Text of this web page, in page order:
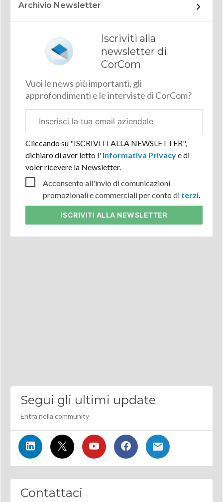
Archivio Newsletter
Iscriviti alla
newsletter di
CorCom
Vuoi le news più importanti, gli
approfondimenti e le interviste di CorCom?
aziendale
Cliccando su "ISCRIVITI ALLA NEWSLETTER",
dichiaro di aver letto l'Informativa Privacye di
voler ricevere la Newsletter.
Acconsento all'invio di comunicazioni
promozionali e commerciali per conto di terzi.
ISCRIVITI ALLA NEWSLETTER
Segui gli ultimi update
Entra nella community
Contattaci